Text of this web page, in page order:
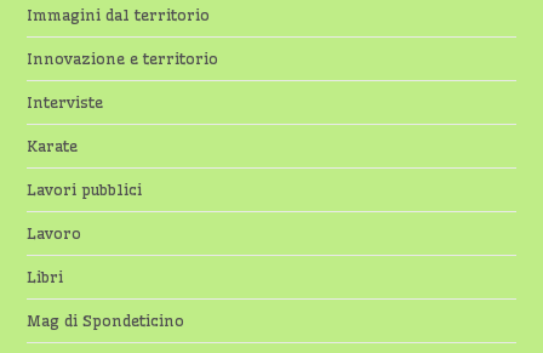
Immagini dal territorio
Innovazione e territorio
Interviste
Karate
Lavori pubblici
Lavoro
Libri
Mag di Spondeticino